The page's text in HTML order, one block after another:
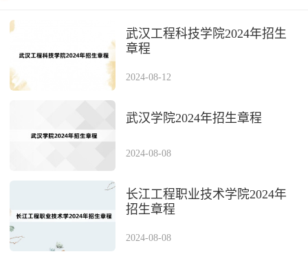
武汉工程科技学院2024年招生
章程
2024-08-12
武汉学院2024年招生章程
2024-08-08
长江工程职业技术学院2024年
招生章程
2024-08-08